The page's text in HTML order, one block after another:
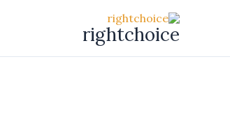
rightchoice